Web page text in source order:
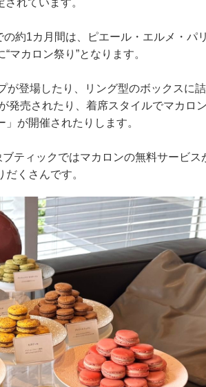
れています。
約1カ月間は、ピエール・エルメ・パ
カロン祭り”となります。
登場したり、リング型のボックスに
発売されたり、着席スタイルでマカロ
が開催されたりします。
ティックではマカロンの無料サービス
くさんです。